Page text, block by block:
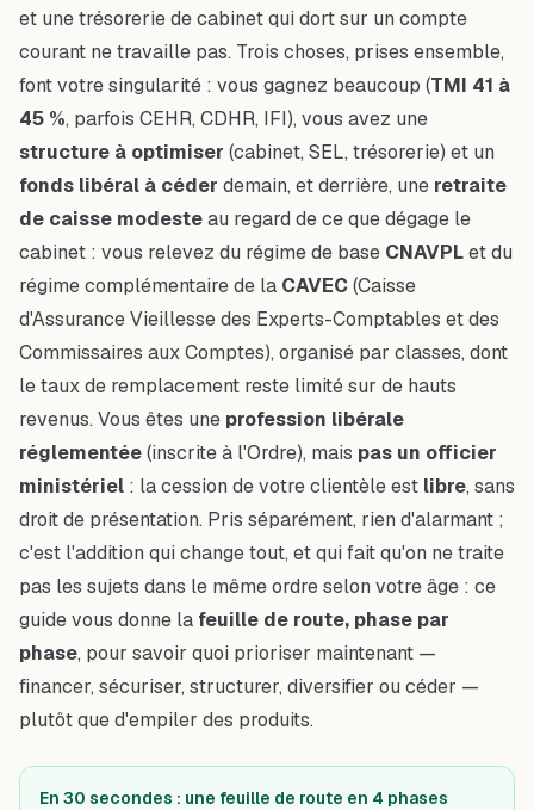
et une trésorerie de cabinet qui dort sur un compte
courant ne travaille pas. Trois choses, prises ensemble,
font votre singularité : vous gagnez beaucoup (TMI 41 à
45 %, parfois CEHR, CDHR, IFI), vous avez une
structure à optimiser (cabinet, SEL, trésorerie) et un
fonds libéral à céder demain, et derrière, une retraite
de caisse modesteau regard de ce que dégage le
cabinet : vous relevez du régime de base CNAVPLet du
régime complémentaire de la CAVEC(Caisse
d'Assurance Vieillesse des Experts-Comptables et des
Commissaires aux Comptes), organisé par classes, dont
le taux de remplacement reste limité sur de hauts
revenus. Vous êtes une profession libérale
réglementée(inscrite à l'Ordre), mais pas un officier
ministériel : la cession de votre clientèle est libre, sans
droit de présentation. Pris séparément, rien d'alarmant ;
c'est l'addition qui change tout, et qui fait qu'on ne traite
pas les sujets dans le même ordre selon votre âge : ce
guide vous donne la feuille de route, phase par
phase, pour savoir quoi prioriser maintenant —
financer, sécuriser, structurer, diversifier ou céder —
plutôt que d'empiler des produits.
En 30 secondes : une feuille de route en 4 phases